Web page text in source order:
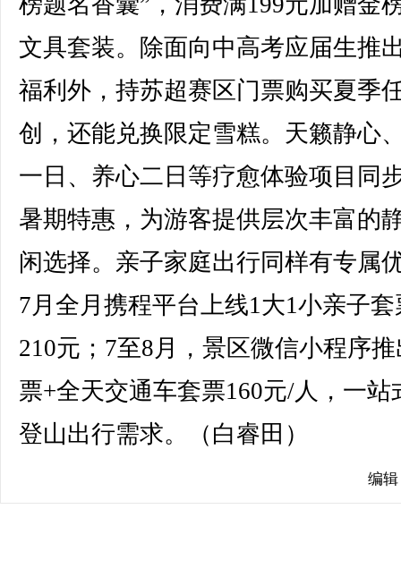
文具套装。除面向中高考应届生推
福利外，持苏超赛区门票购买夏季
创，还能兑换限定雪糕。天籁静心
一日、养心二日等疗愈体验项目同
暑期特惠，为游客提供层次丰富的
闲选择。亲子家庭出行同样有专属
7月全月携程平台上线1大1小亲子套
210元；7至8月，景区微信小程序
票+全天交通车套票160元/人，一站
登山出行需求。（白睿田）
编